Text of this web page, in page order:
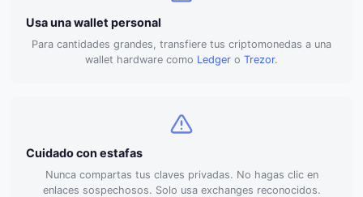
Usa una wallet personal
Para cantidades grandes, transfiere tus criptomonedas a una
wallet hardware como Ledger o Trezor.
Cuidado con estafas
Nunca compartas tus claves privadas. No hagas clic en
enlaces sospechosos. Solo usa exchanges reconocidos.